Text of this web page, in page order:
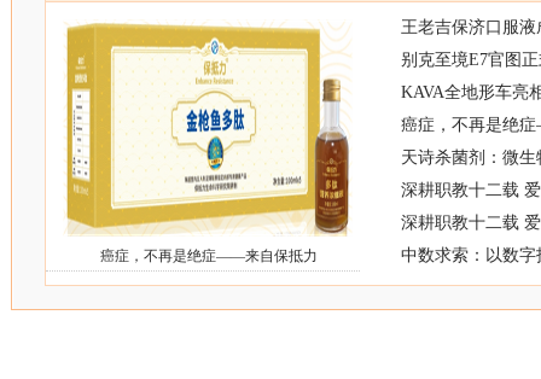
癌症，不再是绝症——来自保抵力
王老吉保济口服液
别克至境E7官图
KAVA全地形车亮
癌症，不再是绝
天诗杀菌剂：微
深耕职教十二载
深耕职教十二载
中数求索：以数